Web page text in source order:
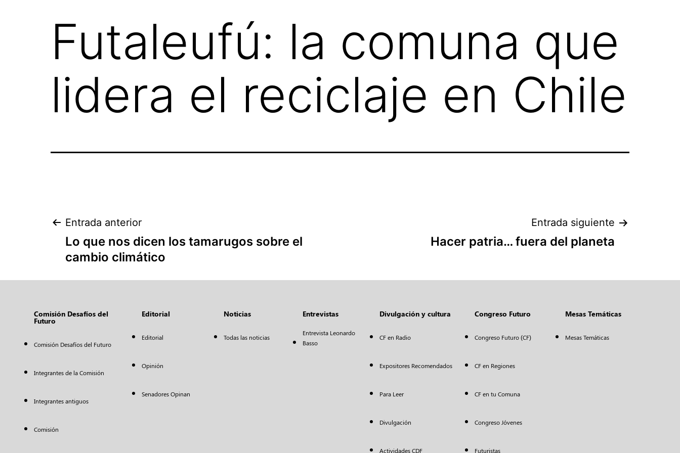
Futaleufú: la comuna que
lidera el reciclaje en Chile
Entrada anterior
Lo que nos dicen los tamarugos sobre el
cambio climático
Entrada siguiente
Hacer patria… fuera del planeta
Comisión Desafíos del
Futuro
Comisión Desafíos del Futuro
Integrantes de la Comisión
Integrantes antiguos
Comisión
Editorial
Editorial
Opinión
Senadores Opinan
Noticias
Todas las noticias
Entrevistas
Entrevista Leonardo
Basso
Divulgación y cultura
CF en Radio
Expositores Recomendados
Para Leer
Divulgación
Actividades CDF
Congreso Futuro
Congreso Futuro (CF)
CF en Regiones
CF en tu Comuna
Congreso Jóvenes
Futuristas
Mesas Temáticas
Mesas Temáticas